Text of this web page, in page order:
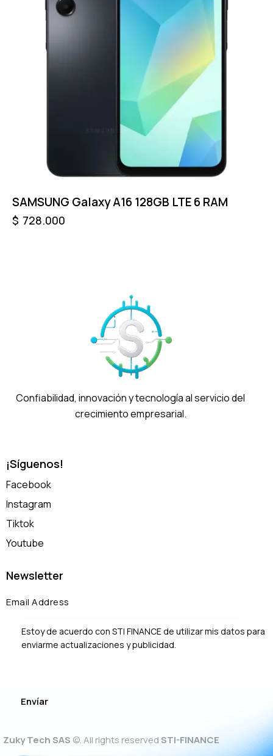
SAMSUNG Galaxy A16 128GB LTE 6 RAM
$ 728.000
Confiabilidad, innovación y tecnología al servicio del
crecimiento empresarial.
¡Síguenos!
Facebook
Instagram
Tiktok
Youtube
Newsletter
Estoy de acuerdo con STI FINANCE de utilizar mis datos para
enviarme actualizaciones y publicidad.
Zuky Tech SAS ©. All rights reservedSTI-FINANCE